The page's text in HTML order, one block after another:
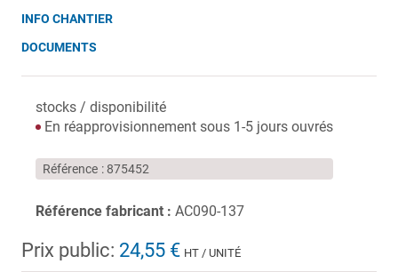
INFO CHANTIER
DOCUMENTS
stocks / disponibilité
En réapprovisionnement sous 1-5 jours ouvrés
Référence 875452
Référence fabricant : AC090-137
Prix public: 24,55 € HT / UNITÉ